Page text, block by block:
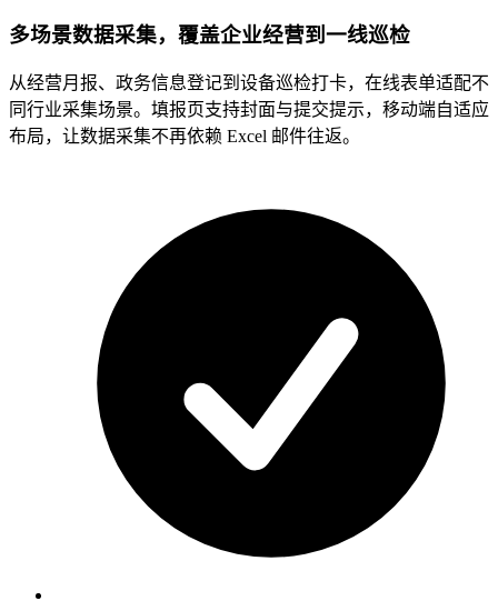
多场景数据采集，覆盖企业经营到一线巡检
从经营月报、政务信息登记到设备巡检打卡，在线表单适配不
同行业采集场景。填报页支持封面与提交提示，移动端自适应
布局，让数据采集不再依赖 Excel 邮件往返。